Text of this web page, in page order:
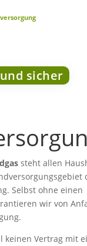
sicher
steht allen
Selbst ohne einen
wir von
keinen Vertrag mit